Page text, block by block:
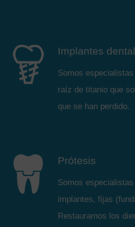
Implantes
Somos
raíz de titanio que
que se han perdido.
Prótesis
Somos
implantes, fijas
Restauramos los